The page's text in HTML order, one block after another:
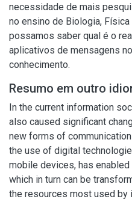
necessidade de mais
no ensino de Biologia,
possamos saber qual é o
aplicativos de mensagens
conhecimento.
Resumo em outro
In the current information
also caused significant
new forms of
the use of digital
mobile devices, has
which in turn can be
the resources most used by